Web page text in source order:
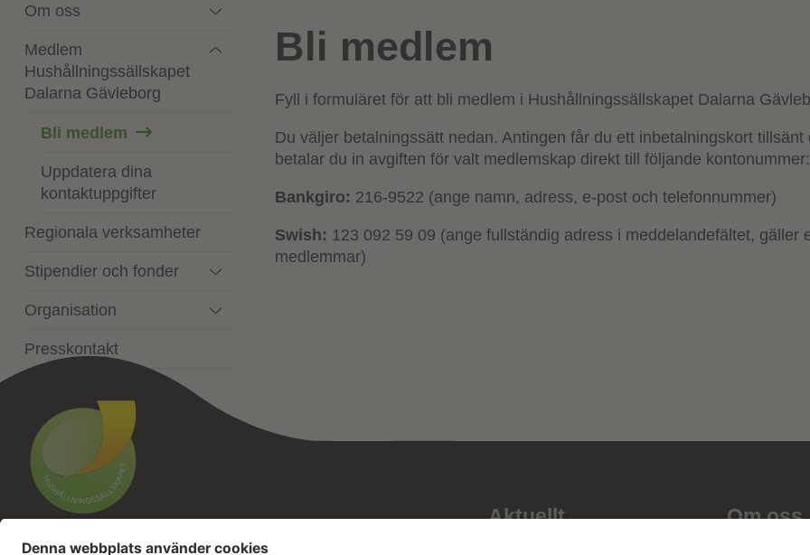
Om oss
Medlem
Hushållningssällskapet
Dalarna Gävleborg
Bli medlem
Uppdatera dina
kontaktuppgifter
Regionala verksamheter
Stipendier och fonder
Organisation
Presskontakt
Bli medlem
Fyll i formuläret för att bli medlem i Hushållningssällskapet Dalarna
Du väljer betalningssätt nedan. Antingen får du ett inbetalningskort tillsänt
betalar du in avgiften för valt medlemskap direkt till följande kontonummer:
Bankgiro: 216-9522 (ange namn, adress, e-post och telefonnummer)
Swish: 123 092 59 09 (ange fullständig adress i meddelandefältet, gäller
medlemmar)
Aktuellt Om oss